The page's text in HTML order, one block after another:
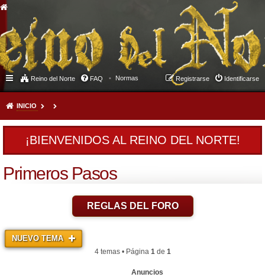
Reino del Norte FAQ Normas Identificarse
Registrarse
INICIO
¡BIENVENIDOS AL REINO DEL NORTE!
Primeros Pasos
REGLAS DEL FORO
NUEVO TEMA
4 temas • Página 1de 1
Anuncios